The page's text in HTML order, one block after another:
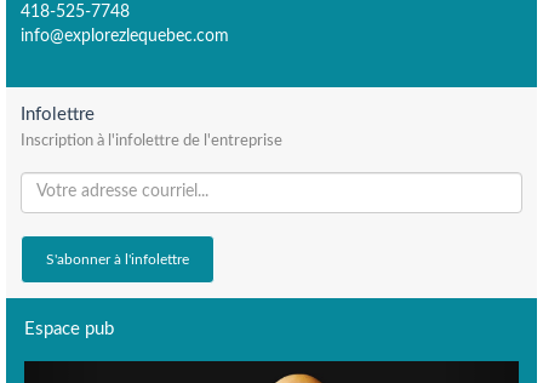
418-525-7748
info@explorezlequebec.com
Infolettre
Inscription à l'infolettre de l'entreprise
Espace pub